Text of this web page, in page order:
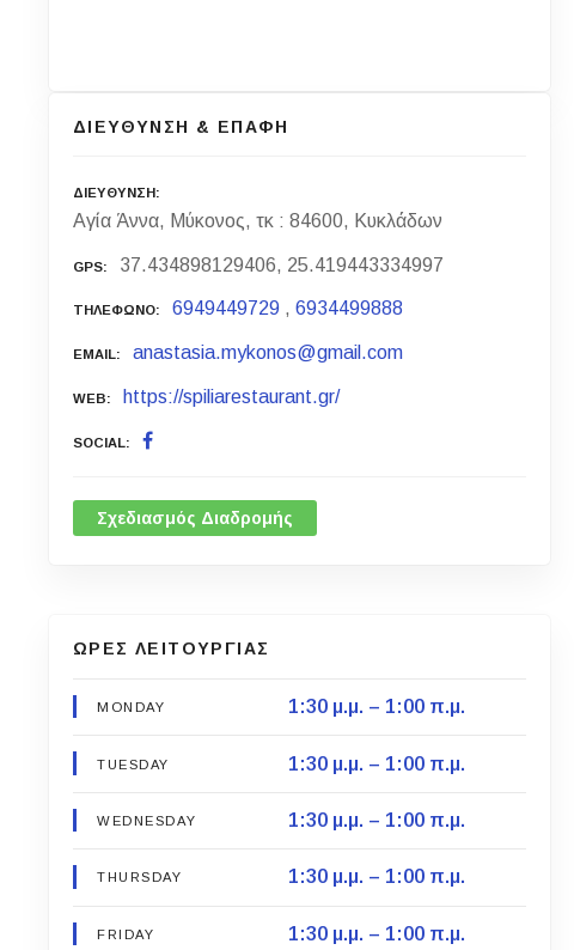
ΔΙΕΥΘΥΝΣΗ & ΕΠΑΦΗ
ΔΙΕΥΘΥΝΣΗ
Αγία Άννα, Μύκονος, τκ : 84600, Κυκλάδων
GPS 37.434898129406, 25.419443334997
ΤΗΛΕΦΩΝΟ 6949449729 , 6934499888
EMAIL anastasia.mykonos@gmail.com
WEB https://spiliarestaurant.gr/
SOCIAL
Σχεδιασμός Διαδρομής
ΩΡΕΣ ΛΕΙΤΟΥΡΓΙΑΣ
MONDAY 1:30 μ.μ. – 1:00 π.μ.
TUESDAY 1:30 μ.μ. – 1:00 π.μ.
WEDNESDAY 1:30 μ.μ. – 1:00 π.μ.
THURSDAY 1:30 μ.μ. – 1:00 π.μ.
FRIDAY 1:30 μ.μ. – 1:00 π.μ.